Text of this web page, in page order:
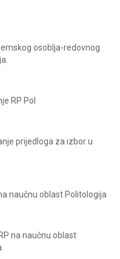
osoblja-redovnog
RP Pol
prijedloga za izbor u
naučnu oblast Politologija
na naučnu oblast